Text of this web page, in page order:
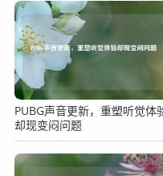
PUBG声音更新，重塑听觉体
却现变闷问题